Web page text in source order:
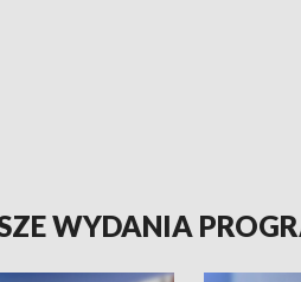
WYDANIA